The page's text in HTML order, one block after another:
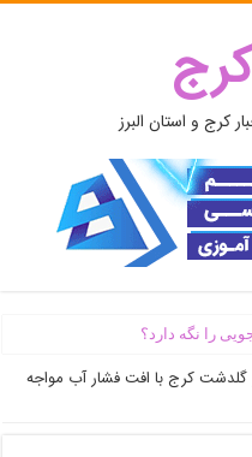
کرج و استان البرز
را نگه دارد؟
گلدشت کرج با افت فشار آب مواجه